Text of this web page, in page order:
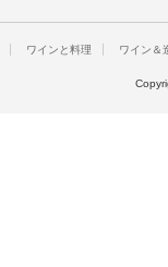
ワインと料理 ワイン＆